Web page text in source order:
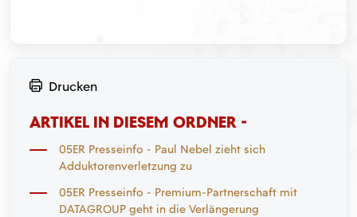
Drucken
ARTIKEL IN DIESEM ORDNER -
05ER Presseinfo - Paul Nebel zieht sich
Adduktorenverletzung zu
05ER Presseinfo - Premium-Partnerschaft mit
DATAGROUP geht in die Verlängerung